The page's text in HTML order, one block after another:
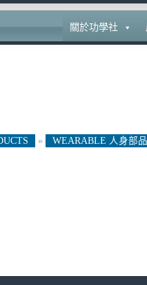
關於功學社
» WEARABLE 人身部品